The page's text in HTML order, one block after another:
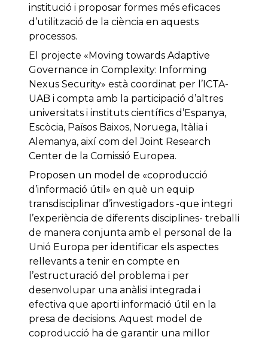
institució i proposar formes més eficaces
d’utilització de la ciència en aquests
processos.
El projecte «Moving towards Adaptive
Governance in Complexity: Informing
Nexus Security» està coordinat per l’ICTA-
UAB i compta amb la participació d’altres
universitats i instituts científics d’Espanya,
Escòcia, Països Baixos, Noruega, Itàlia i
Alemanya, així com del Joint Research
Center de la Comissió Europea.
Proposen un model de «coproducció
d’informació útil» en què un equip
transdisciplinar d’investigadors -que integri
l’experiència de diferents disciplines- treballi
de manera conjunta amb el personal de la
Unió Europa per identificar els aspectes
rellevants a tenir en compte en
l’estructuració del problema i per
desenvolupar una anàlisi integrada i
efectiva que aporti informació útil en la
presa de decisions. Aquest model de
coproducció ha de garantir una millor